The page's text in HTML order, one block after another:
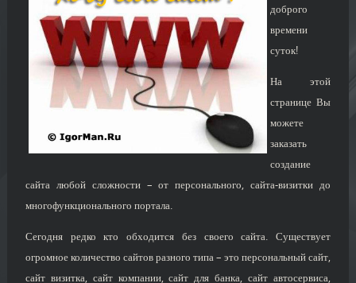
доброго
времени
суток!
На этой
странице Вы
можете
заказать
создание
сайта любой сложности – от персонального, сайта-визитки до
многофункционального портала.
Сегодня редко кто обходится без своего сайта. Существует
огромное количество сайтов разного типа – это персональный сайт,
сайт визитка, сайт компании, сайт для банка, сайт автосервиса,